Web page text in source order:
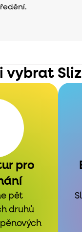
vybrat
pro
pět
druhů